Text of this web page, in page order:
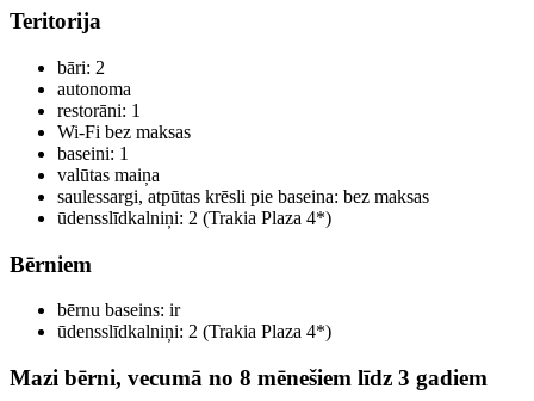
Teritorija
bāri: 2
autonoma
restorāni: 1
Wi-Fi bez maksas
baseini: 1
valūtas maiņa
saulessargi, atpūtas krēsli pie baseina: bez maksas
ūdensslīdkalniņi: 2 (Trakia Plaza 4*)
Bērniem
bērnu baseins: ir
ūdensslīdkalniņi: 2 (Trakia Plaza 4*)
Mazi bērni, vecumā no 8 mēnešiem līdz 3 gadiem